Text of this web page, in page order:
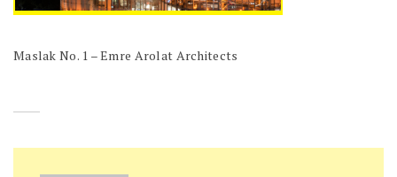
Maslak No. 1 – Emre Arolat Architects